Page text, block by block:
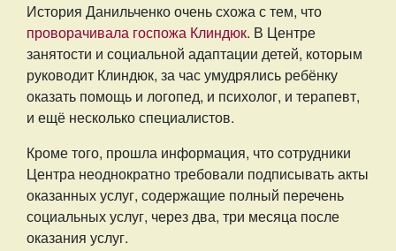
История Данильченко очень схожа с тем, что
проворачивала госпожа Клиндюк. В Центре
занятости и социальной адаптации детей, которым
руководит Клиндюк, за час умудрялись ребёнку
оказать помощь и логопед, и психолог, и терапевт,
и ещё несколько специалистов.
Кроме того, прошла информация, что сотрудники
Центра неоднократно требовали подписывать акты
оказанных услуг, содержащие полный перечень
социальных услуг, через два, три месяца после
оказания услуг.